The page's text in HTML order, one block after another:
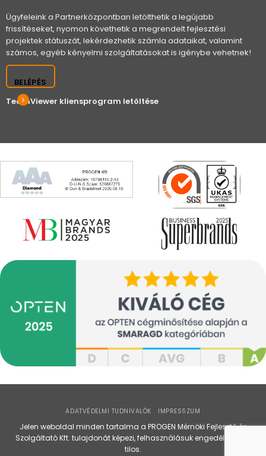
Ügyfeleink a Partnerközpontban letölthetik a legújabb
frissítéseket, nyomon követhetik a megrendelt fejlesztési
projektek státuszát, lekérdezhetik számla adataikat, valamint
számos, egyéb kényelmi szolgáltatásokat is igénybe vehetnek!
BELÉPÉS
TeamViewer kliensprogram letöltése
ADATVÉDELMI TUDNIVALÓK IMPRESSZUM
Jelen weboldal minden tartalma a PROGEN Mérnöki Fejlesztő és
Szolgáltató Kft. tulajdonát képezi, felhasználásuk engedély nélkül
tilos.